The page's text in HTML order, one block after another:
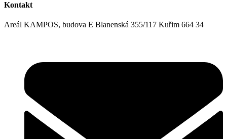
Kontakt
Areál KAMPOS, budova E Blanenská 355/117 Kuřim 664 34